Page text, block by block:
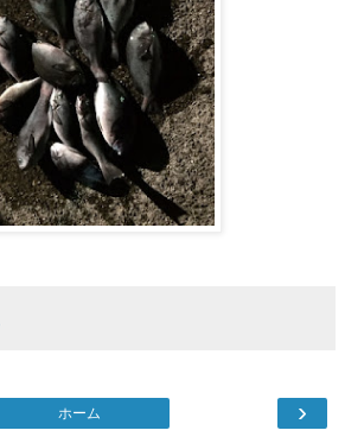
›
ホーム